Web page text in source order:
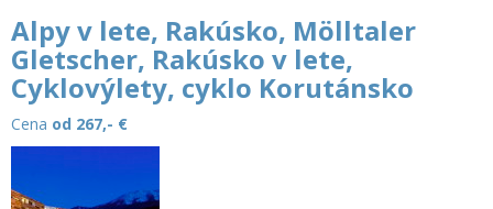
Alpy v lete, Rakúsko, Mölltaler
Gletscher, Rakúsko v lete,
Cyklovýlety, cyklo Korutánsko
Cena od 267,- €